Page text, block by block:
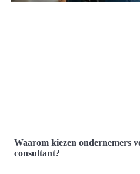
Waarom kiezen ondernemers
consultant?